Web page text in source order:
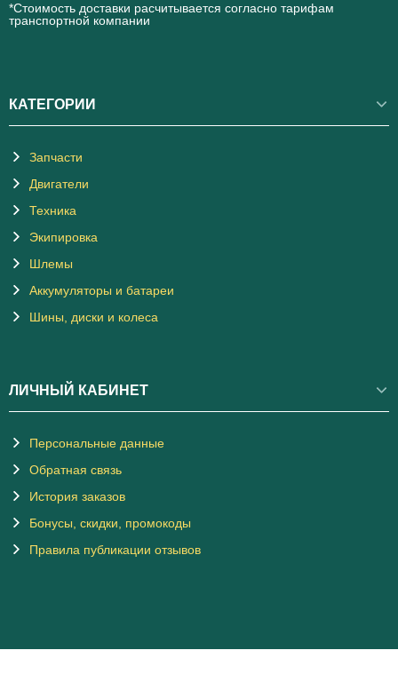
*Стоимость доставки расчитывается согласно тарифам
транспортной компании
КАТЕГОРИИ
Запчасти
Двигатели
Техника
Экипировка
Шлемы
Аккумуляторы и батареи
Шины, диски и колеса
ЛИЧНЫЙ КАБИНЕТ
Персональные данные
Обратная связь
История заказов
Бонусы, скидки, промокоды
Правила публикации отзывов